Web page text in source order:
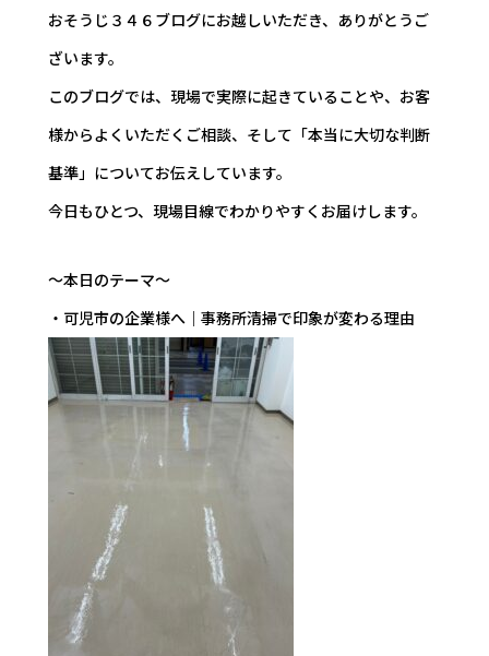
おそうじ３４６ブログにお越しいただき、ありがとうご
ざいます。
このブログでは、現場で実際に起きていることや、お客
様からよくいただくご相談、そして「本当に大切な判断
基準」についてお伝えしています。
今日もひとつ、現場目線でわかりやすくお届けします。
～本日のテーマ～
・可児市の企業様へ｜事務所清掃で印象が変わる理由